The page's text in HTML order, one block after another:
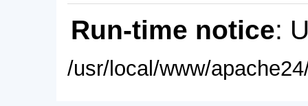
Run-time notice:
/usr/local/www/